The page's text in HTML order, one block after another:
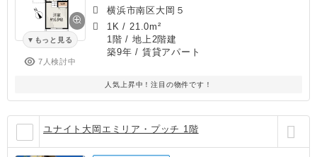
もっと見る
7人検討中
横浜市南区大岡５
1K / 21.0m²
1階 / 地上2階建
築9年 / 賃貸アパート
人気上昇中！注目の物件です！
ユナイト大岡エミリア・プッチ 1階